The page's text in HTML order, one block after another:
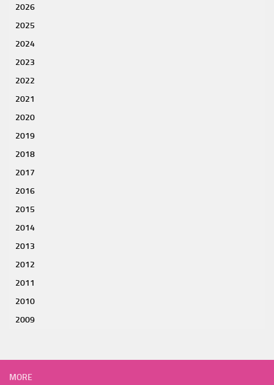
2026
2025
2024
2023
2022
2021
2020
2019
2018
2017
2016
2015
2014
2013
2012
2011
2010
2009
MORE